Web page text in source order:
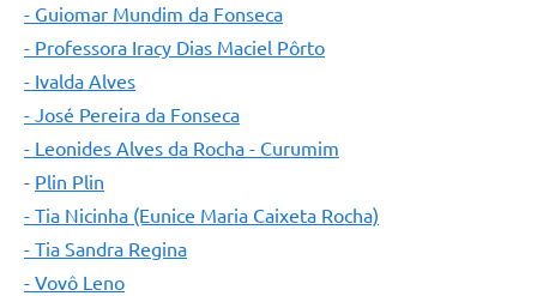
- Guiomar Mundim da Fonseca
- Professora Iracy Dias Maciel Pôrto
- Ivalda Alves
- José Pereira da Fonseca
- Leonides Alves da Rocha - Curumim
- Plin Plin
- Tia Nicinha (Eunice Maria Caixeta Rocha)
- Tia Sandra Regina
- Vovô Leno